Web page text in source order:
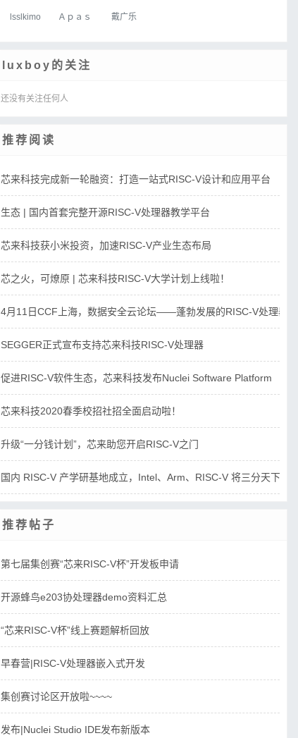
lsslkimo Ａｐａｓ 戴广乐
luxboy的关注
还没有关注任何人
推荐阅读
芯来科技完成新一轮融资：打造一站式RISC-V设计和应用平台
生态 | 国内首套完整开源RISC-V处理器教学平台
芯来科技获小米投资，加速RISC-V产业生态布局
芯之火，可燎原 | 芯来科技RISC-V大学计划上线啦！
4月11日CCF上海，数据安全云论坛——蓬勃发展的RISC-V处理器
SEGGER正式宣布支持芯来科技RISC-V处理器
促进RISC-V软件生态，芯来科技发布Nuclei Software Platform
芯来科技2020春季校招社招全面启动啦！
升级“一分钱计划”，芯来助您开启RISC-V之门
国内 RISC-V 产学研基地成立，Intel、Arm、RISC-V 将三分天下？
推荐帖子
第七届集创赛“芯来RISC-V杯”开发板申请
开源蜂鸟e203协处理器demo资料汇总
“芯来RISC-V杯”线上赛题解析回放
早春营|RISC-V处理器嵌入式开发
集创赛讨论区开放啦~~~~
发布|Nuclei Studio IDE发布新版本